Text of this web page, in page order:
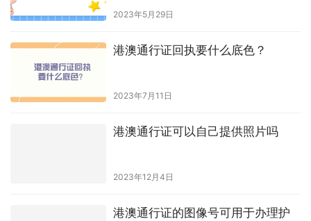
2023年5月29日
港澳通行证回执要什么底色？
2023年7月11日
港澳通行证可以自己提供照片吗
2023年12月4日
港澳通行证的图像号可用于办理护